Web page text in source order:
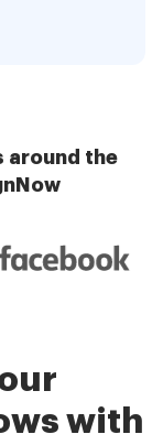
around the
with